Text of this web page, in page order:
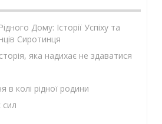
Дому: Історії Успіху та
Сиротинця
яка надихає не здаватися
в колі рідної родини
сил